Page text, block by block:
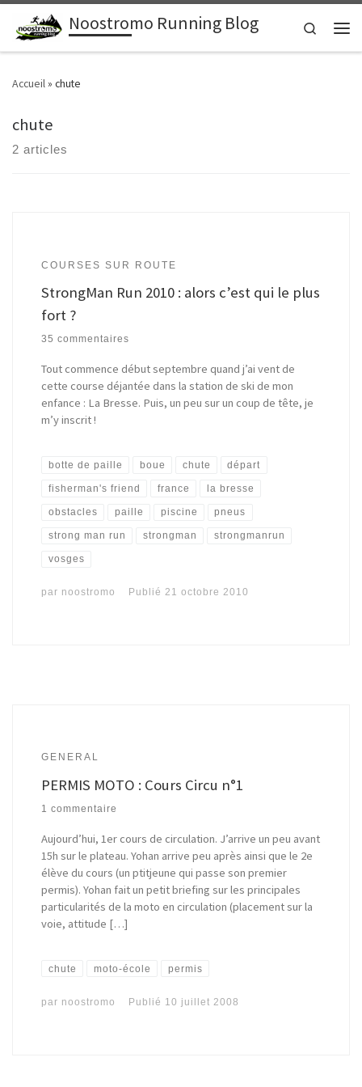
Passer au contenuNoostromo Running Blog
Search
Accueil» chute
chute
2 articles
COURSES SUR ROUTE
StrongMan Run 2010 : alors c’est qui le plus
fort ?
35 commentaires
Tout commence début septembre quand j’ai vent de
cette course déjantée dans la station de ski de mon
enfance : La Bresse. Puis, un peu sur un coup de tête, je
m’y inscrit !
botte de paille boue chute départ
fisherman's friend france la bresse
obstacles paille piscine pneus
strong man run strongman strongmanrun
vosges
par noostromo Publié21 octobre 2010
GENERAL
PERMIS MOTO : Cours Circu n°1
1 commentaire
Aujourd’hui, 1er cours de circulation. J’arrive un peu avant
15h sur le plateau. Yohan arrive peu après ainsi que le 2e
élève du cours (un ptitjeune qui passe son premier
permis). Yohan fait un petit briefing sur les principales
particularités de la moto en circulation (placement sur la
voie, attitude […]
chute moto-école permis
par noostromo Publié 10 juillet 2008